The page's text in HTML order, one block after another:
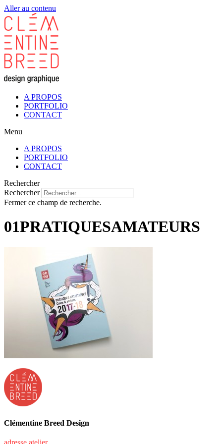
Aller au contenu
A PROPOS
PORTFOLIO
CONTACT
Menu
A PROPOS
PORTFOLIO
CONTACT
Rechercher
Rechercher
Fermer ce champ de recherche.
01PRATIQUESAMATEURS
Clémentine Breed Design